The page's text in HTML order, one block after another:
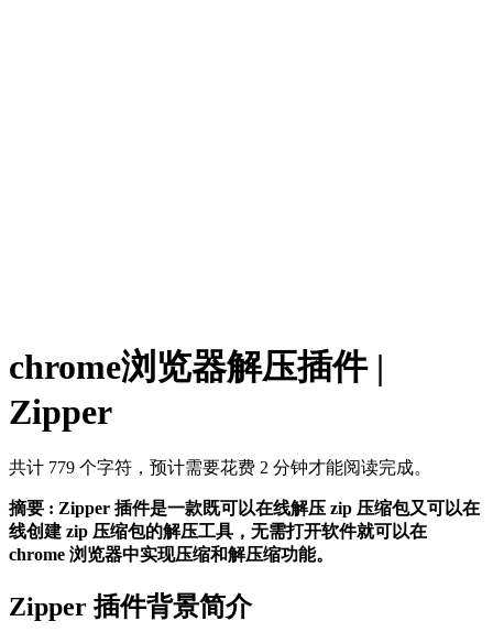
chrome浏览器解压插件 |
Zipper
共计 779 个字符，预计需要花费 2 分钟才能阅读完成。
摘要 : Zipper 插件是一款既可以在线解压 zip 压缩包又可以在
线创建 zip 压缩包的解压工具，无需打开软件就可以在
chrome 浏览器中实现压缩和解压缩功能。
Zipper 插件背景简介